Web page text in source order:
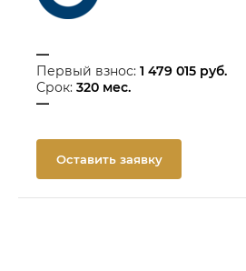
—
Первый взнос: 1 479 015 руб.
Срок: 320 мес.
—
Оставить заявку